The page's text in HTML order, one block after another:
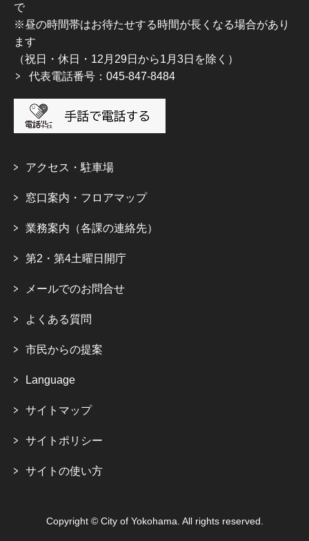
で
※昼の時間帯はお待たせする時間が長くなる場合があり
ます
（祝日・休日・12月29日から1月3日を除く）
代表電話番号：045-847-8484
アクセス・駐車場
窓口案内・フロアマップ
業務案内（各課の連絡先）
第2・第4土曜日開庁
メールでのお問合せ
よくある質問
市民からの提案
Language
サイトマップ
サイトポリシー
サイトの使い方
Copyright © City of Yokohama. All rights reserved.